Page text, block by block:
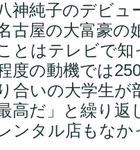
神純子のデビ
古屋の大富豪の
とはテレビで
度の動機では
り合いの大学生
高だ」と繰り返
ンタル店もな